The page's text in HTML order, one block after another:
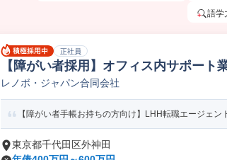
語学
正社員
【障がい者採用】オフィス内サポー
レノボ・ジャパン合同会社
【障がい者手帳お持ちの方向け】LHH転職エージェ
東京都千代田区外神田